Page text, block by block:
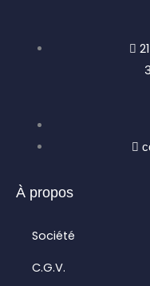
À propos
Société
C.G.V.